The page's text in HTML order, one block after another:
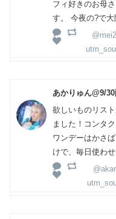
フィ好きのお母
す。 今夜の?で
あかりゅん@9/
欲しいものリス
ました！コンタ
ワンデーはかさ
けで、毎日使わ